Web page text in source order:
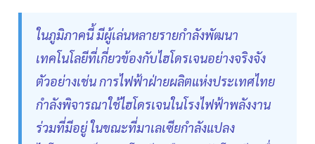
ในภูมิภาคนี้ มีผู้เล่นหลายรายกำลังพัฒนา
เทคโนโลยีที่เกี่ยวข้องกับไฮโดรเจนอย่างจริงจัง
ตัวอย่างเช่น การไฟฟ้าฝ่ายผลิตแห่งประเทศไทย
กำลังพิจารณาใช้ไฮโดรเจนในโรงไฟฟ้าพลังงาน
ร่วมที่มีอยู่ ในขณะที่มาเลเซียกำลังแปลง